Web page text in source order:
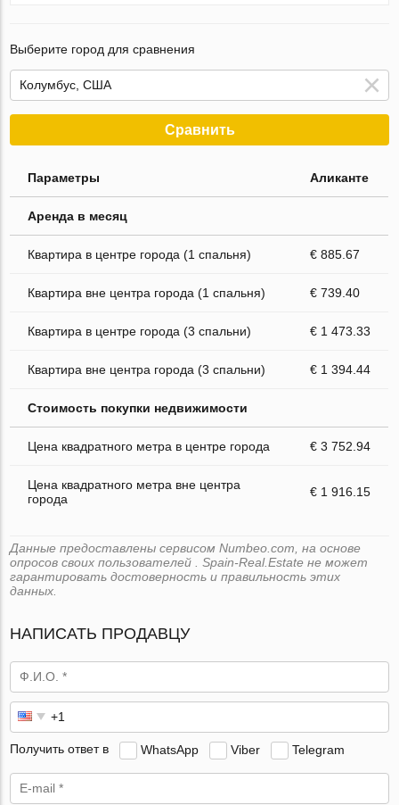
Выберите город для сравнения
Сравнить
Параметры Аликанте
Аренда в месяц
Квартира в центре города (1 спальня) € 885.67
Квартира вне центра города (1 спальня) € 739.40
Квартира в центре города (3 спальни) € 1 473.33
Квартира вне центра города (3 спальни) € 1 394.44
Стоимость покупки недвижимости
Цена квадратного метра в центре города € 3 752.94
Цена квадратного метра вне центра
города
€ 1 916.15
Данные предоставлены сервисом Numbeo.com, на основе
опросов своих пользователей . Spain-Real.Estate не может
гарантировать достоверность и правильность этих
данных.
НАПИСАТЬ ПРОДАВЦУ
Получить ответ в WhatsApp Viber Telegram